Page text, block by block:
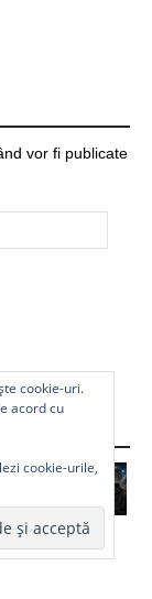
vor fi publicate
cookie-uri.
acord cu
cookie-urile,